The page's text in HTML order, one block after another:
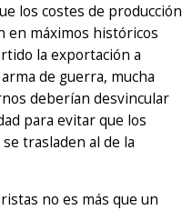
los costes de producción
en máximos históricos
la exportación a
de guerra, mucha
deberían desvincular
para evitar que los
trasladen al de la
no es más que un